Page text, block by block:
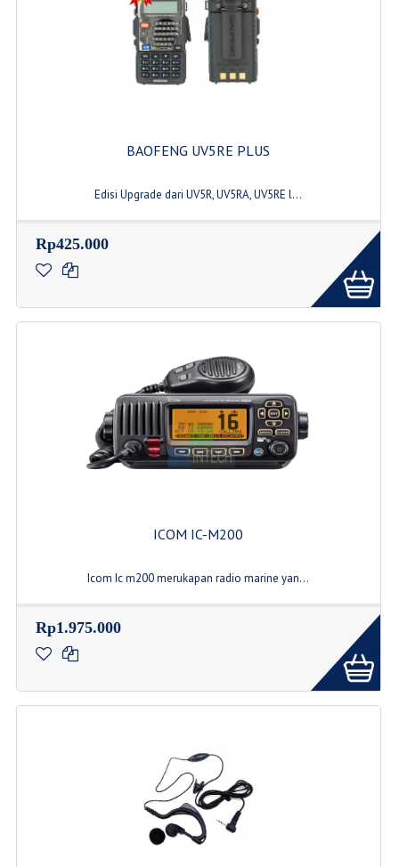
BAOFENG UV5RE PLUS
Edisi Upgrade dari UV5R, UV5RA, UV5RE l...
Rp425.000
ICOM IC-M200
Icom Ic m200 merukapan radio marine yan...
Rp1.975.000